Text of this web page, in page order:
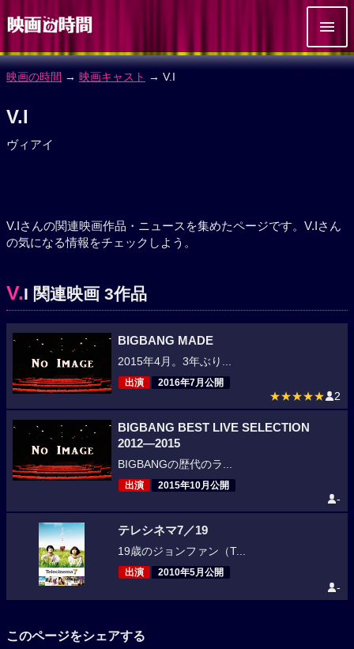
映画の時間 → 映画キャスト → V.I
V.I
ヴィアイ
V.Iさんの関連映画作品・ニュースを集めたページです。V.Iさん
の気になる情報をチェックしよう。
V.I 関連映画 3作品
BIGBANG MADE
2015年4月。3年ぶり...
出演 2016年7月公開
★★★★★ 2
BIGBANG BEST LIVE SELECTION
2012―2015
BIGBANGの歴代のラ...
出演 2015年10月公開
-
テレシネマ7／19
19歳のジョンファン（T...
出演 2010年5月公開
-
このページをシェアする